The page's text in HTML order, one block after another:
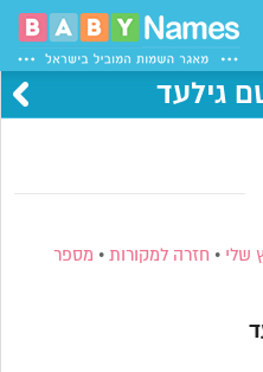
גילעד
שלי • חזרה למקורות • מספר